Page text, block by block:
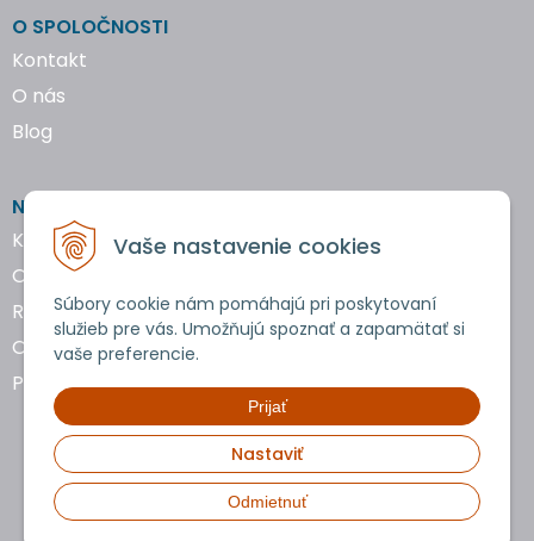
Vaše nastavenie cookies
Súbory cookie nám pomáhajú pri poskytovaní
služieb pre vás. Umožňujú spoznať a zapamätať si
vaše preferencie.
Prijať
Nastaviť
Odmietnuť
O SPOLOČNOSTI
Kontakt
O nás
Blog
NAKUPOVANIE
Katalógy náradia
Obchodné podmienky
Reklamácie a vrátenie tovaru
Ochrana osobných údajov
Používanie cookies